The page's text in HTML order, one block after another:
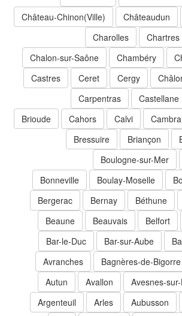
Châteaudun
Château-Chinon(Ville)
Charolles
Chambéry
Chalon-sur-Saône
Cergy
Ceret
Castres
Carpentras
Calvi
Cahors
Brioude
Briançon
Bressuire
Boulogne-sur-Mer
Boulay-Moselle
Bonneville
Béthune
Bernay
Bergerac
Belfort
Beauvais
Beaune
Bar-sur-Aube
Bar-le-Duc
Bagnères-de-
Avranches
Avesnes-
Avallon
Autun
Aubusson
Arles
Argenteuil